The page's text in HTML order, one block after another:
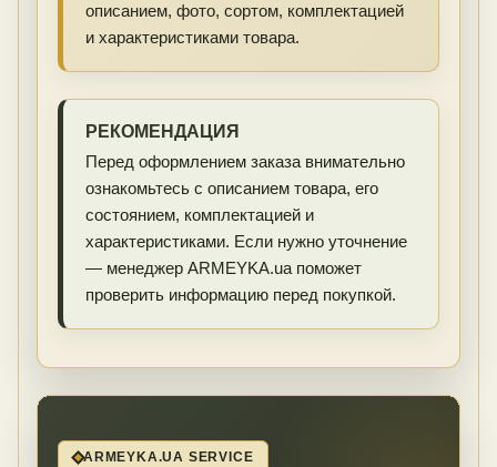
описанием, фото, сортом, комплектацией
и характеристиками товара.
РЕКОМЕНДАЦИЯ
Перед оформлением заказа внимательно
ознакомьтесь с описанием товара, его
состоянием, комплектацией и
характеристиками. Если нужно уточнение
— менеджер ARMEYKA.ua поможет
проверить информацию перед покупкой.
ARMEYKA.UA SERVICE